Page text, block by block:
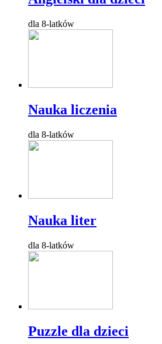
dla 8-latków
Nauka liczenia
dla 8-latków
Nauka liter
dla 8-latków
Puzzle dla dzieci